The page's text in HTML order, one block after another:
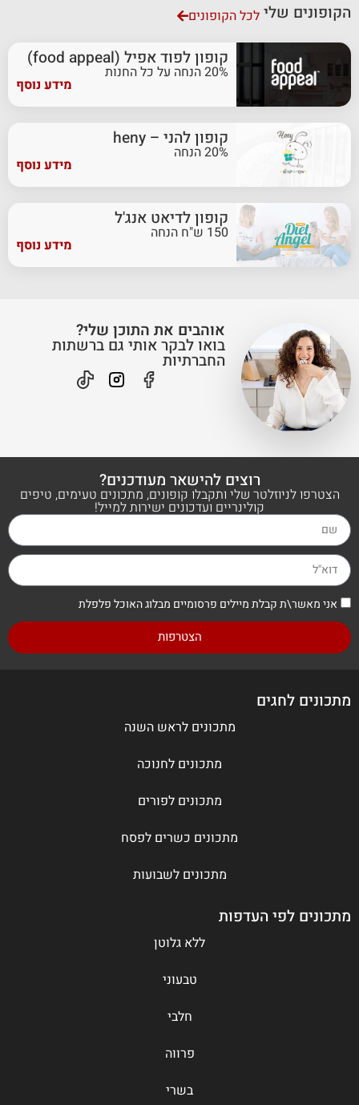
הקופונים שלי לכל הקופונים
קופון לפוד אפיל (food appeal)
20% הנחה על כל החנות
מידע נוסף
קופון להני – heny
20% הנחה
מידע נוסף
קופון לדיאט אנג'ל
150 ש"ח הנחה
מידע נוסף
אוהבים את התוכן שלי?
בואו לבקר אותי גם ברשתות
החברתיות
רוצים להישאר מעודכנים?
הצטרפו לניוזלטר שלי ותקבלו קופונים, מתכונים טעימים, טיפים
קולינריים ועדכונים ישירות למייל!
אני מאשר\ת קבלת מיילים פרסומיים מבלוג האוכל פלפלת
הצטרפות
מתכונים לחגים
מתכונים לראש השנה
מתכונים לחנוכה
מתכונים לפורים
מתכונים כשרים לפסח
מתכונים לשבועות
מתכונים לפי העדפות
ללא גלוטן
טבעוני
חלבי
פרווה
בשרי